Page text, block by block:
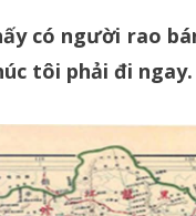
có người rao
tôi phải đi ngay.